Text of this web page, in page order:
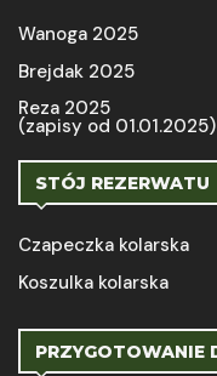
Wanoga 2025
Brejdak 2025
Reza 2025
(zapisy od 01.01.2025)
STÓJ REZERWATU
Czapeczka kolarska
Koszulka kolarska
PRZYGOTOWANIE